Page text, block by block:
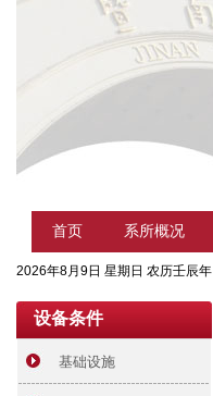
首页 系所概况
2026年8月9日 星期日 农历壬辰年
设备条件
基础设施